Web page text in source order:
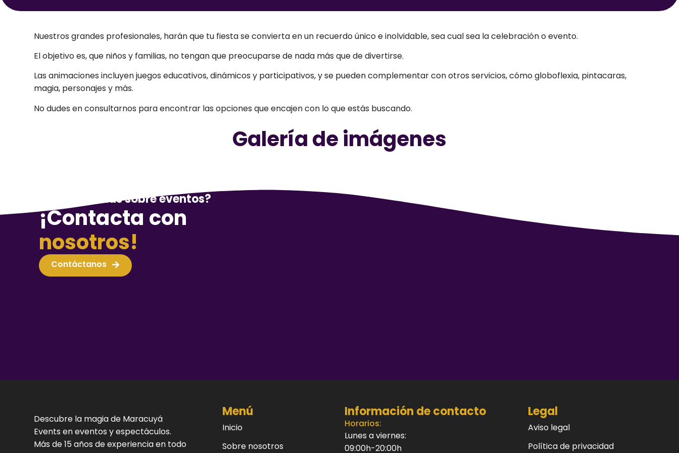
Nuestros grandes profesionales, harán que tu fiesta se convierta en un recuerdo único e inolvidable, sea cual sea la celebración o evento.
El objetivo es, que niños y familias, no tengan que preocuparse de nada más que de divertirse.
Las animaciones incluyen juegos educativos, dinámicos y participativos, y se pueden complementar con otros servicios, cómo globoflexia, pintacaras,
magia, personajes y más.
No dudes en consultarnos para encontrar las opciones que encajen con lo que estás buscando.
Galería de imágenes
¿Tienes dudas sobre eventos?
¡Contacta con
nosotros!
Contáctanos
Descubre la magia de Maracuyá
Events en eventos y espectáculos.
Más de 15 años de experiencia en todo
Menú
Inicio
Sobre nosotros
Información de contacto
Horarios:
Lunes a viernes:
09:00h-20:00h
Legal
Aviso legal
Política de privacidad